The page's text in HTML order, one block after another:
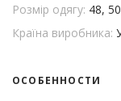
Розмір одягу: 48,
Країна виробника:
ОСОБЕННОСТИ